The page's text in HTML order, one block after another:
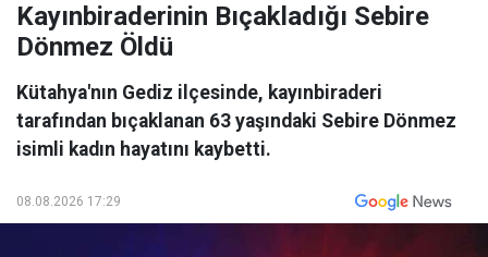
Kayınbiraderinin Bıçakladığı Sebire
Dönmez Öldü
Kütahya'nın Gediz ilçesinde, kayınbiraderi
tarafından bıçaklanan 63 yaşındaki Sebire Dönmez
isimli kadın hayatını kaybetti.
08.08.2026 17:29